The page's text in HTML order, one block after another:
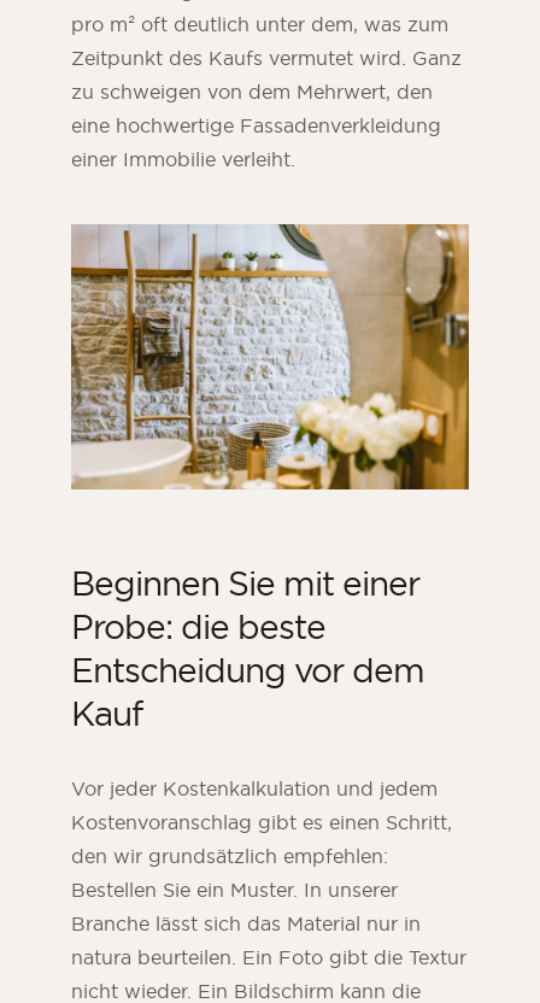
pro m² oft deutlich unter dem, was zum
Zeitpunkt des Kaufs vermutet wird. Ganz
zu schweigen von dem Mehrwert, den
eine hochwertige Fassadenverkleidung
einer Immobilie verleiht.
Beginnen Sie mit einer
Probe: die beste
Entscheidung vor dem
Kauf
Vor jeder Kostenkalkulation und jedem
Kostenvoranschlag gibt es einen Schritt,
den wir grundsätzlich empfehlen:
Bestellen Sie ein Muster. In unserer
Branche lässt sich das Material nur in
natura beurteilen. Ein Foto gibt die Textur
nicht wieder. Ein Bildschirm kann die